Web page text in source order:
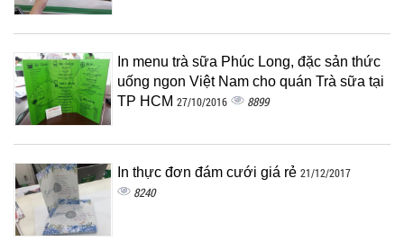
In menu trà sữa Phúc Long, đặc sản thức
uống ngon Việt Nam cho quán Trà sữa tại
TP HCM 27/10/2016 8899
In thực đơn đám cưới giá rẻ 21/12/2017
8240